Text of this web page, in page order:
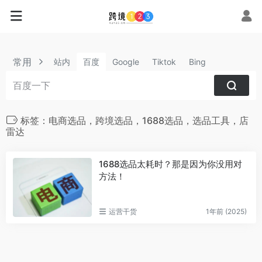
常用 站内 百度 Google Tiktok Bing
标签：电商选品，跨境选品，1688选品，选品工具，店
雷达
1688选品太耗时？那是因为你没用对
方法！
运营干货 1年前 (2025)